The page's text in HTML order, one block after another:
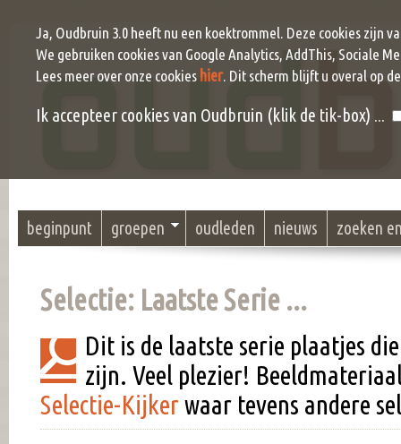
beginpunt groepen oudleden nieuws zoeken
Selectie: Laatste Serie ...
Dit is de laatste serie plaatjes
zijn. Veel plezier!
Selectie-Kijkerwaar tevens andere
Ja, Oudbruin 3.0 heeft nu een koektrommel. Deze cookies zijn
We gebruiken cookies van Google Analytics, AddThis, Sociale
Lees meer over onze cookies hier. Dit scherm blijft u overal op
Ik accepteer cookies van Oudbruin (klik de tik-box) ...